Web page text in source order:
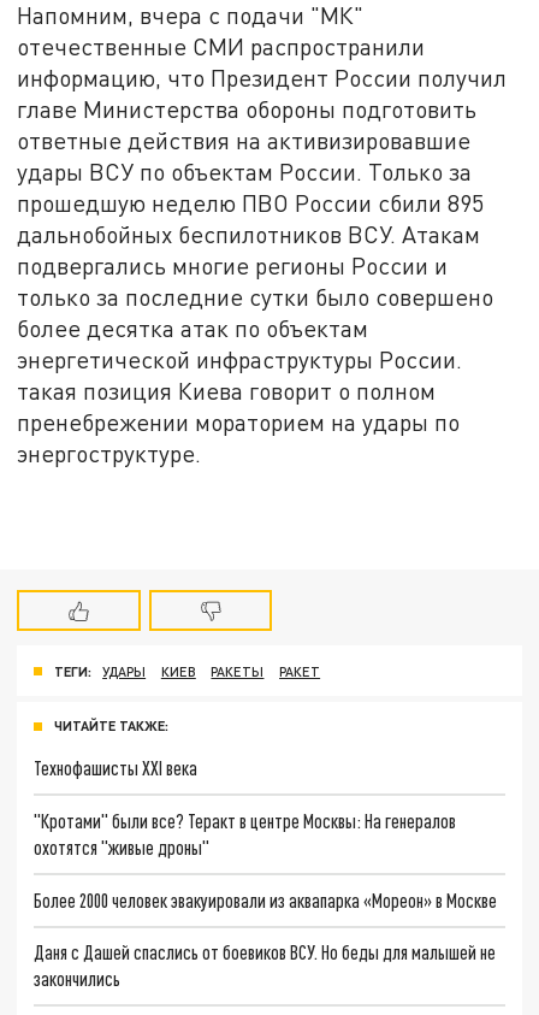
Напомним, вчера с подачи "МК"
отечественные СМИ распространили
информацию, что Президент России получил
главе Министерства обороны подготовить
ответные действия на активизировавшие
удары ВСУ по объектам России. Только за
прошедшую неделю ПВО России сбили 895
дальнобойных беспилотников ВСУ. Атакам
подвергались многие регионы России и
только за последние сутки было совершено
более десятка атак по объектам
энергетической инфраструктуры России.
такая позиция Киева говорит о полном
пренебрежении мораторием на удары по
энергоструктуре.
ТЕГИ: УДАРЫ КИЕВ РАКЕТЫ РАКЕТ
ЧИТАЙТЕ ТАКЖЕ:
Технофашисты XXI века
"Кротами" были все? Теракт в центре Москвы: На генералов
охотятся "живые дроны"
Более 2000 человек эвакуировали из аквапарка «Мореон» в Москве
Даня с Дашей спаслись от боевиков ВСУ. Но беды для малышей не
закончились